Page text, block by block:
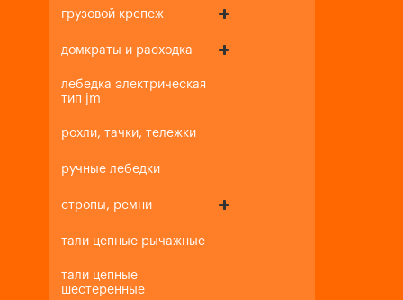
грузовой крепеж
домкраты и расходка
лебедка электрическая
тип jm
рохли, тачки, тележки
ручные лебедки
стропы, ремни
тали цепные рычажные
тали цепные
шестеренные